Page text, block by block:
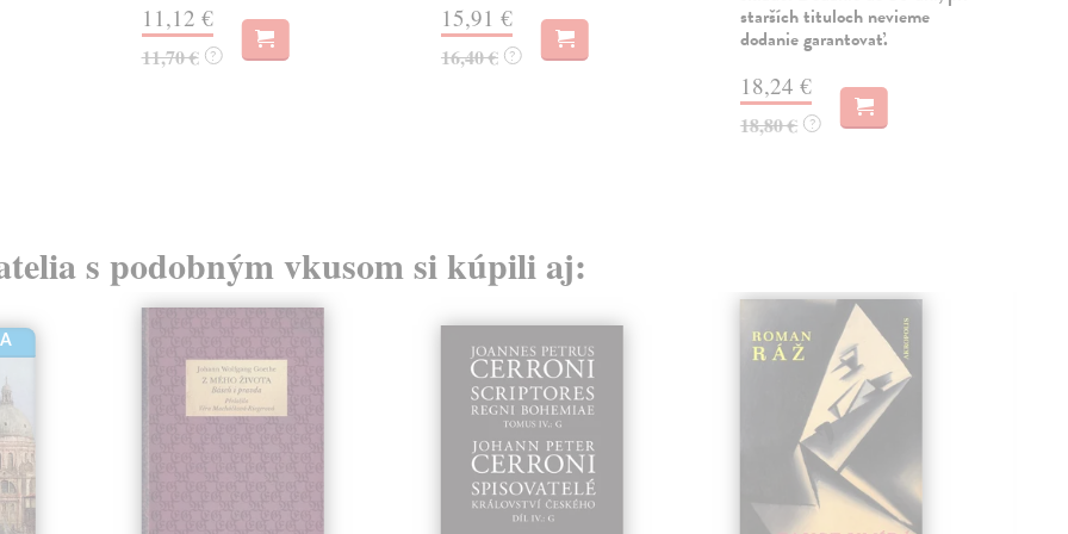
11,12 €
11,70 € ?
15,91 €
16,40 € ?
starších tituloch nevieme
dodanie garantovať.
18,24 €
18,80 € ?
s podobným vkusom si kúpili aj: